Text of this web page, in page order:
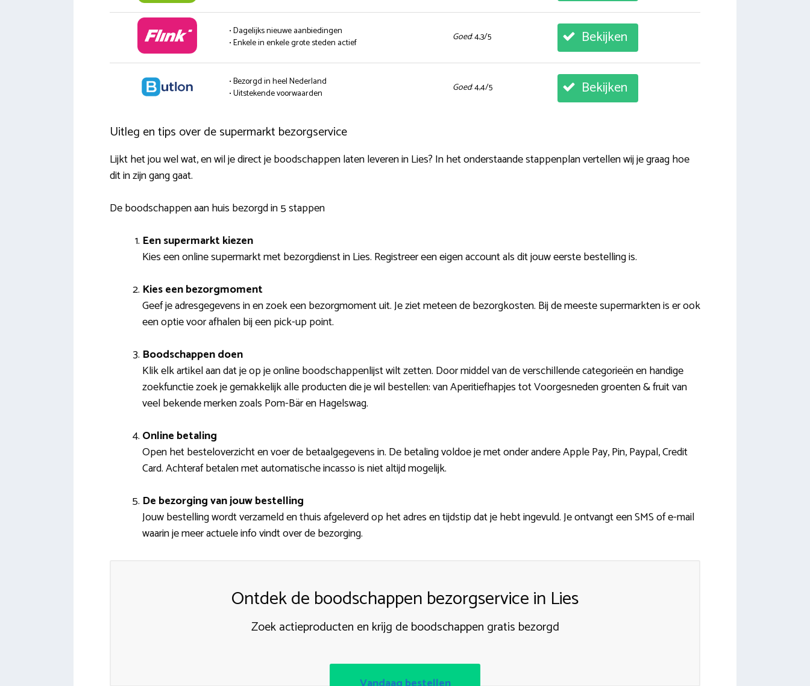
• Dagelijks nieuwe aanbiedingen
• Enkele in enkele grote steden actief
Goed: 4,3/5 Bekijken
• Bezorgd in heel Nederland
• Uitstekende voorwaarden
Goed: 4,4/5 Bekijken
Uitleg en tips over de supermarkt bezorgservice
Lijkt het jou wel wat, en wil je direct je boodschappen laten leveren in Lies? In het onderstaande stappenplan vertellen wij je graag hoe
dit in zijn gang gaat.
De boodschappen aan huis bezorgd in 5 stappen
Een supermarkt kiezen
Kies een online supermarkt met bezorgdienst in Lies. Registreer een eigen account als dit jouw eerste bestelling is.
Kies een bezorgmoment
Geef je adresgegevens in en zoek een bezorgmoment uit. Je ziet meteen de bezorgkosten. Bij de meeste supermarkten is er ook
een optie voor afhalen bij een pick-up point.
Boodschappen doen
Klik elk artikel aan dat je op je online boodschappenlijst wilt zetten. Door middel van de verschillende categorieën en handige
zoekfunctie zoek je gemakkelijk alle producten die je wil bestellen: van Aperitiefhapjes tot Voorgesneden groenten & fruit van
veel bekende merken zoals Pom-Bär en Hagelswag.
Online betaling
Open het besteloverzicht en voer de betaalgegevens in. De betaling voldoe je met onder andere Apple Pay, Pin, Paypal, Credit
Card. Achteraf betalen met automatische incasso is niet altijd mogelijk.
De bezorging van jouw bestelling
Jouw bestelling wordt verzameld en thuis afgeleverd op het adres en tijdstip dat je hebt ingevuld. Je ontvangt een SMS of e-mail
waarin je meer actuele info vindt over de bezorging.
Ontdek de boodschappen bezorgservice in Lies
Zoek actieproducten en krijg de boodschappen gratis bezorgd